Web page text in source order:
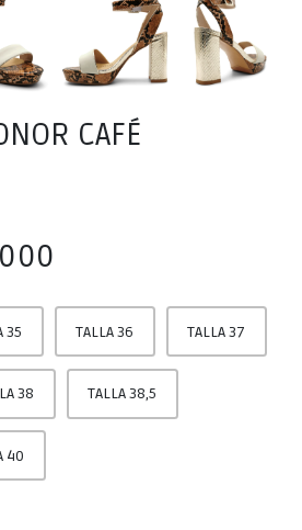
CAFÉ
35 TALLA 36 TALLA 37
38 TALLA 38,5
40